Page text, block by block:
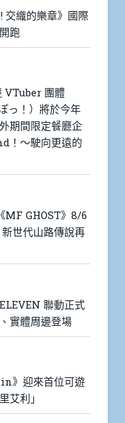
交織的樂章》國際
跑
VTuber 團體
っ！）將於今年
期間限定餐廳企
！～駛向更遠的
MF GHOST》8/6
世代山路傳說再
聯動正式
實體周邊登場
》迎來首位可遊
艾利」